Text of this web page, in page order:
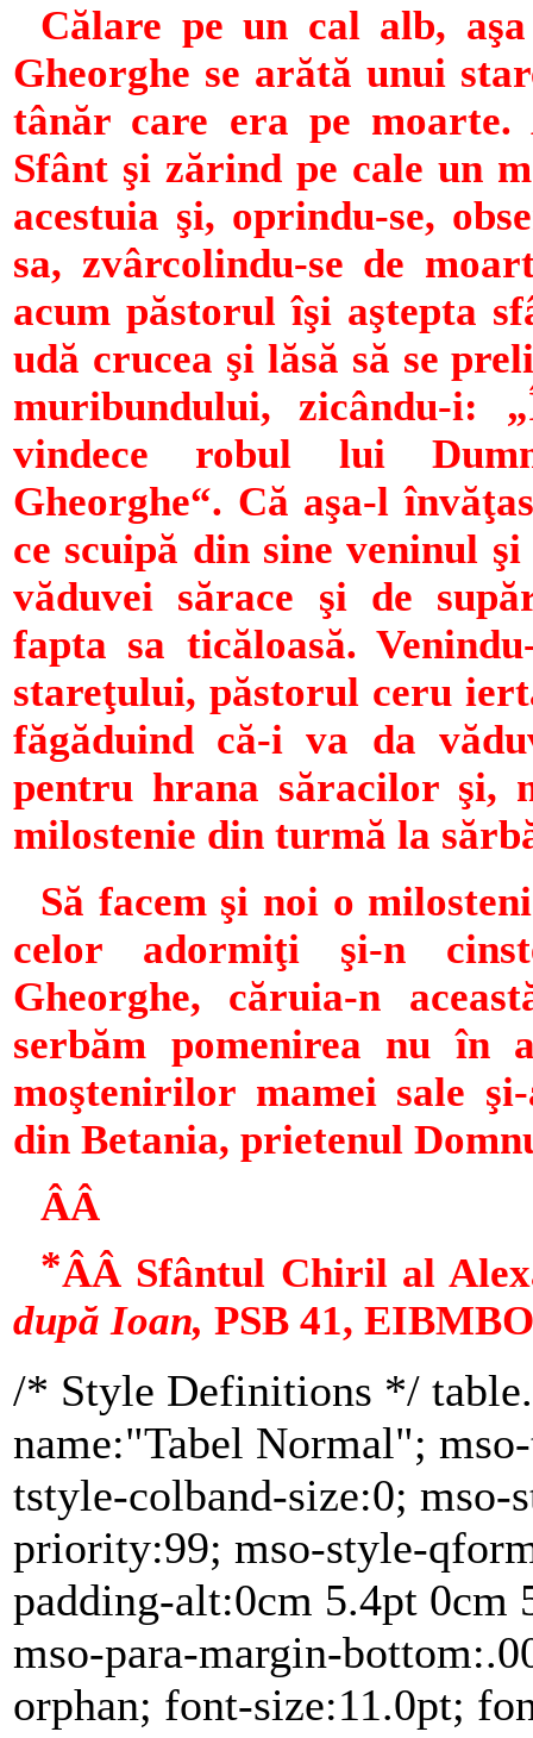
Călare pe un cal alb,
Gheorghe se arătă unui
tânăr care era pe
Sfânt şi zărind pe cale un
acestuia şi, oprindu-se,
sa, zvâr­colindu-se de
acum păstorul îşi aştepta
udă crucea şi lăsă să se
muribundului, zicându-i:
vindece robul lui
Gheorghe“. Că aşa-l
ce scuipă din sine veninul
văduvei sărace şi de
fapta sa ticăloasă.
stareţului, păstorul ceru
făgăduind că-i va da
pentru hrana săracilor şi,
milostenie din turmă la
Să facem şi noi o
celor adormiţi şi-n
Gheorghe, căruia-n
serbăm pomenirea nu în
moştenirilor mamei sale
din Betania, prietenul
ÂÂ
*ÂÂ Sfântul Chiril al
după Ioan, PSB 41,
/* Style Definitions */
name:"Tabel Normal";
tstyle-colband-size:0; mso-
priority:99; mso-style-
padding-alt:0cm 5.4pt 0cm
mso-para-margin-
orphan; font-size:11.0pt;